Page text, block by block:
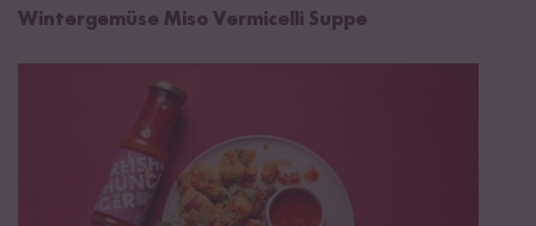
Wintergemüse Miso Vermicelli Suppe